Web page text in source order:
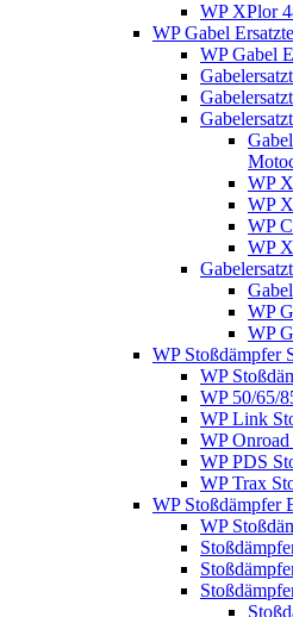
WP XPlor
WP Gabel
WP Gabel
WP
WP
WP
WP
WP
WP
WP Stoßdämpfer
WP
WP 50/65/
WP Link
WP
WP PDS
WP Trax
WP Stoßdämpfer
WP